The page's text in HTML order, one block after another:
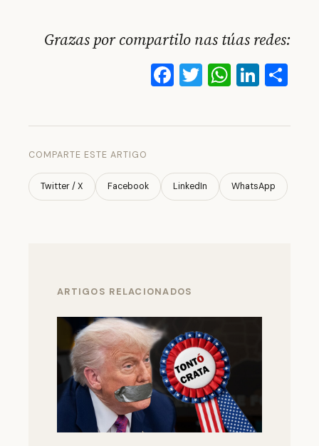
Grazas por compartilo nas túas redes:
Facebook
Twitter
COMPARTE ESTE ARTIGO
Twitter / X Facebook LinkedIn WhatsApp
ARTIGOS RELACIONADOS